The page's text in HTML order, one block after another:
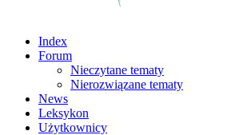
Index
Forum
Nieczytane tematy
Nierozwiązane tematy
News
Leksykon
Użytkownicy